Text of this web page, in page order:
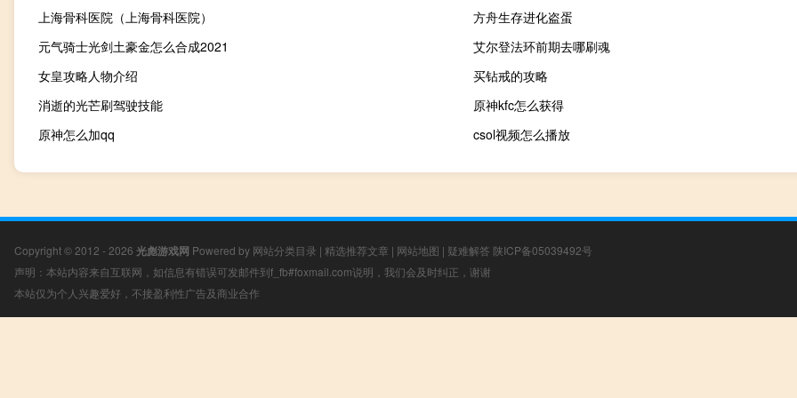
上海骨科医院（上海骨科医院）
方舟生存进化盗蛋
元气骑士光剑土豪金怎么合成2021
艾尔登法环前期去哪刷魂
女皇攻略人物介绍
买钻戒的攻略
消逝的光芒刷驾驶技能
原神kfc怎么获得
原神怎么加qq
csol视频怎么播放
Copyright © 2012 - 2026 光彪游戏网 Powered by 网站分类目录 | 精选推荐文章 | 网站地图 | 疑难解答 陕ICP备05039492号
声明：本站内容来自互联网，如信息有错误可发邮件到f_fb#foxmail.com说明，我们会及时纠正，谢谢
本站仅为个人兴趣爱好，不接盈利性广告及商业合作